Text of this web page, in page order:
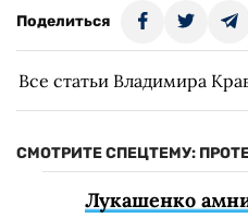
Поделиться
Все статьи Владимира
СМОТРИТЕ СПЕЦТЕМУ:
Лукашенко